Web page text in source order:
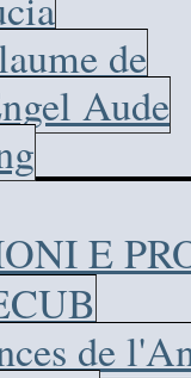
de
Aude
E
de